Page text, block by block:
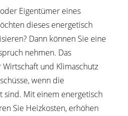
Eigentümer eines
dieses energetisch
Dann können Sie eine
nehmen. Das
und Klimaschutz
wenn die
sind. Mit einem energetisch
Sie Heizkosten, erhöhen